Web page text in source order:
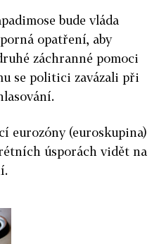
bude vláda
opatření, aby
záchranné pomoci
se politici zavázali při
eurozóny (euroskupina)
úsporách vidět na